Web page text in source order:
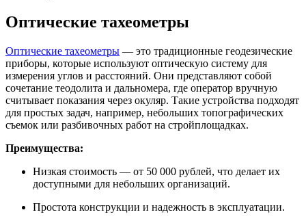
Оптические тахеометры
Оптические тахеометры — это традиционные геодезические
приборы, которые используют оптическую систему для
измерения углов и расстояний. Они представляют собой
сочетание теодолита и дальномера, где оператор вручную
считывает показания через окуляр. Такие устройства подходят
для простых задач, например, небольших топографических
съемок или разбивочных работ на стройплощадках.
Преимущества:
Низкая стоимость — от 50 000 рублей, что делает их
доступными для небольших организаций.
Простота конструкции и надежность в эксплуатации.